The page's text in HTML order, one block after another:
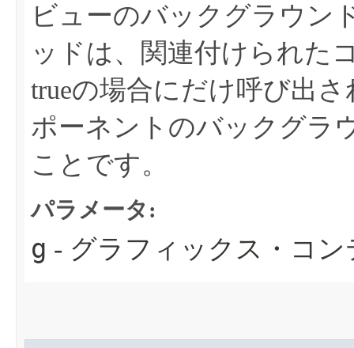
ビューのバックグラウン
ッドは、関連付けられた
trueの場合にだけ呼び出
ポーネントのバックグラ
ことです。
パラメータ:
g - グラフィックス・コン